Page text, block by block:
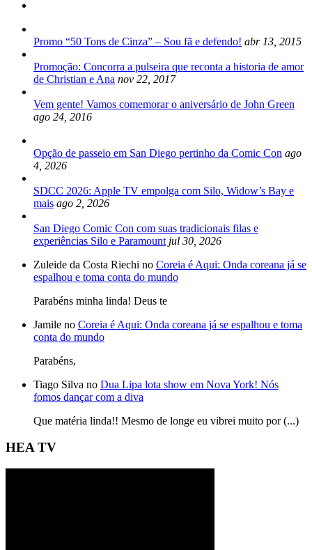
Promo “50 Tons de Cinza” – Sou fã e defendo! abr 13, 2015
Promoção: Concorra a pulseira que reconta a historia de amor
de Christian e Ana nov 22, 2017
Vem gente! Vamos comemorar o aniversário de John Green
ago 24, 2016
Opção de passeio em San Diego pertinho da Comic Con ago
4, 2026
SDCC 2026: Apple TV empolga com Silo, Widow’s Bay e
mais ago 2, 2026
San Diego Comic Con com suas tradicionais filas e
experiências Silo e Paramount jul 30, 2026
Zuleide da Costa Riechi no Coreia é Aqui: Onda coreana já se
espalhou e toma conta do mundo
Parabéns minha linda! Deus te
Jamile no Coreia é Aqui: Onda coreana já se espalhou e toma
conta do mundo
Parabéns,
Tiago Silva no Dua Lipa lota show em Nova York! Nós
fomos dançar com a diva
Que matéria linda!! Mesmo de longe eu vibrei muito por (...)
HEA TV